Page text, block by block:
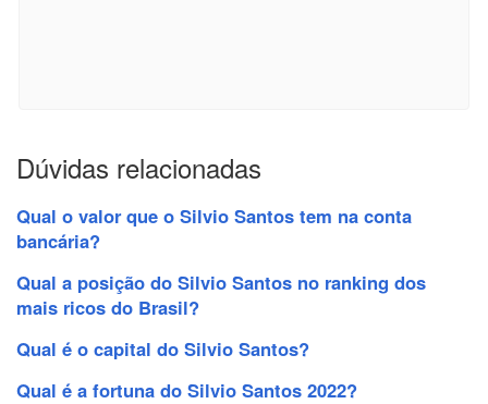
Dúvidas relacionadas
Qual o valor que o Silvio Santos tem na conta
bancária?
Qual a posição do Silvio Santos no ranking dos
mais ricos do Brasil?
Qual é o capital do Silvio Santos?
Qual é a fortuna do Silvio Santos 2022?